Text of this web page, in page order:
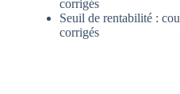
corrigés
Seuil de rentabilité :
corrigés